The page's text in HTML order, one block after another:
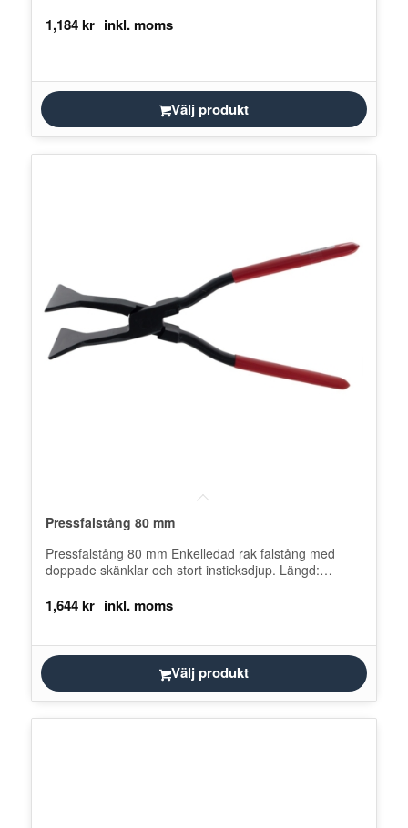
1,184kr
Välj produkt
Pressfalstång 80 mm
Pressfalstång 80 mm Enkelledad rak falstång med
doppade skänklar och stort insticksdjup. Längd:
1,644kr
Välj produkt